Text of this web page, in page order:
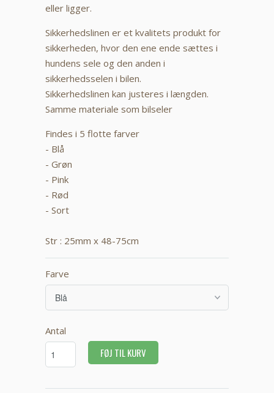
eller ligger.
Sikkerhedslinen er et kvalitets produkt for
sikkerheden, hvor den ene ende sættes i
hundens sele og den anden i
sikkerhedsselen i bilen.
Sikkerhedslinen kan justeres i længden.
Samme materiale som bilseler
Findes i 5 flotte farver
- Blå
- Grøn
- Pink
- Rød
- Sort
Str : 25mm x 48-75cm
Farve
Antal
FØJ TIL KURV